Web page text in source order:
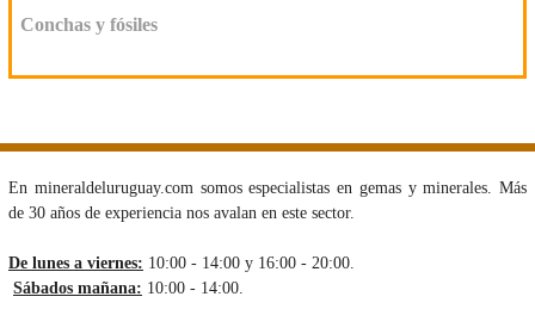
Conchas y fósiles
En mineraldeluruguay.com somos especialistas en gemas y minerales. Más
de 30 años de experiencia nos avalan en este sector.
De lunes a viernes: 10:00 - 14:00 y 16:00 - 20:00.
Sábados mañana: 10:00 - 14:00.